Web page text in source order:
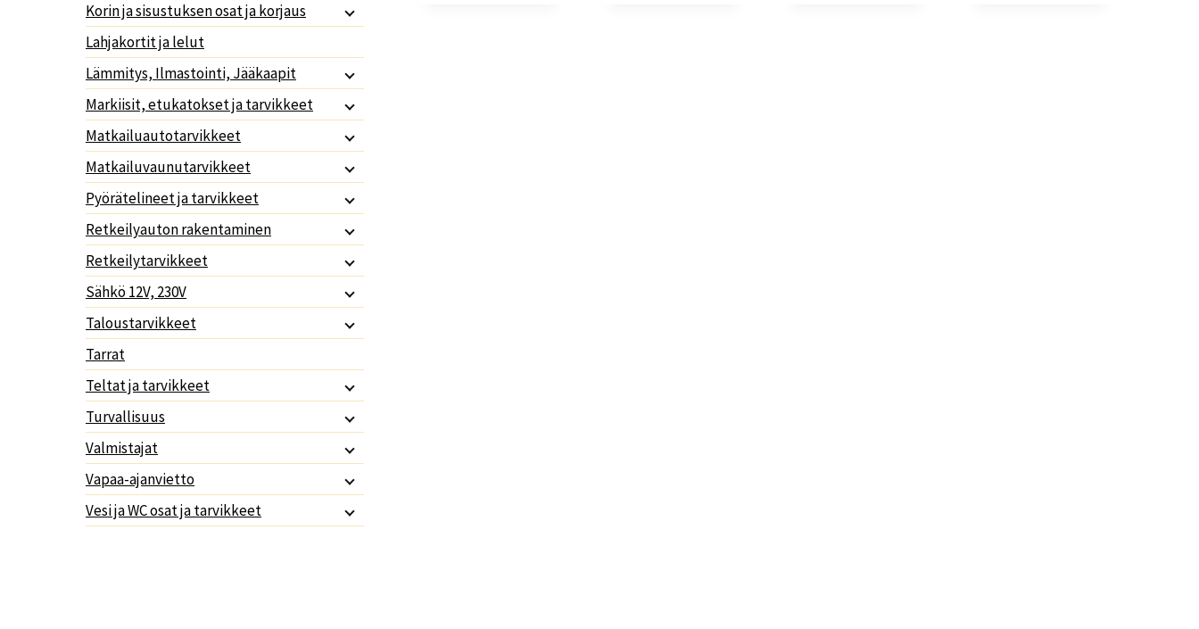
Korin ja sisustuksen osat ja korjaus
Lahjakortit ja lelut
Lämmitys, Ilmastointi, Jääkaapit
Markiisit, etukatokset ja tarvikkeet
Matkailuautotarvikkeet
Matkailuvaunutarvikkeet
Pyörätelineet ja tarvikkeet
Retkeilyauton rakentaminen
Retkeilytarvikkeet
Sähkö 12V, 230V
Taloustarvikkeet
Tarrat
Teltat ja tarvikkeet
Turvallisuus
Valmistajat
Vapaa-ajanvietto
Vesi ja WC osat ja tarvikkeet